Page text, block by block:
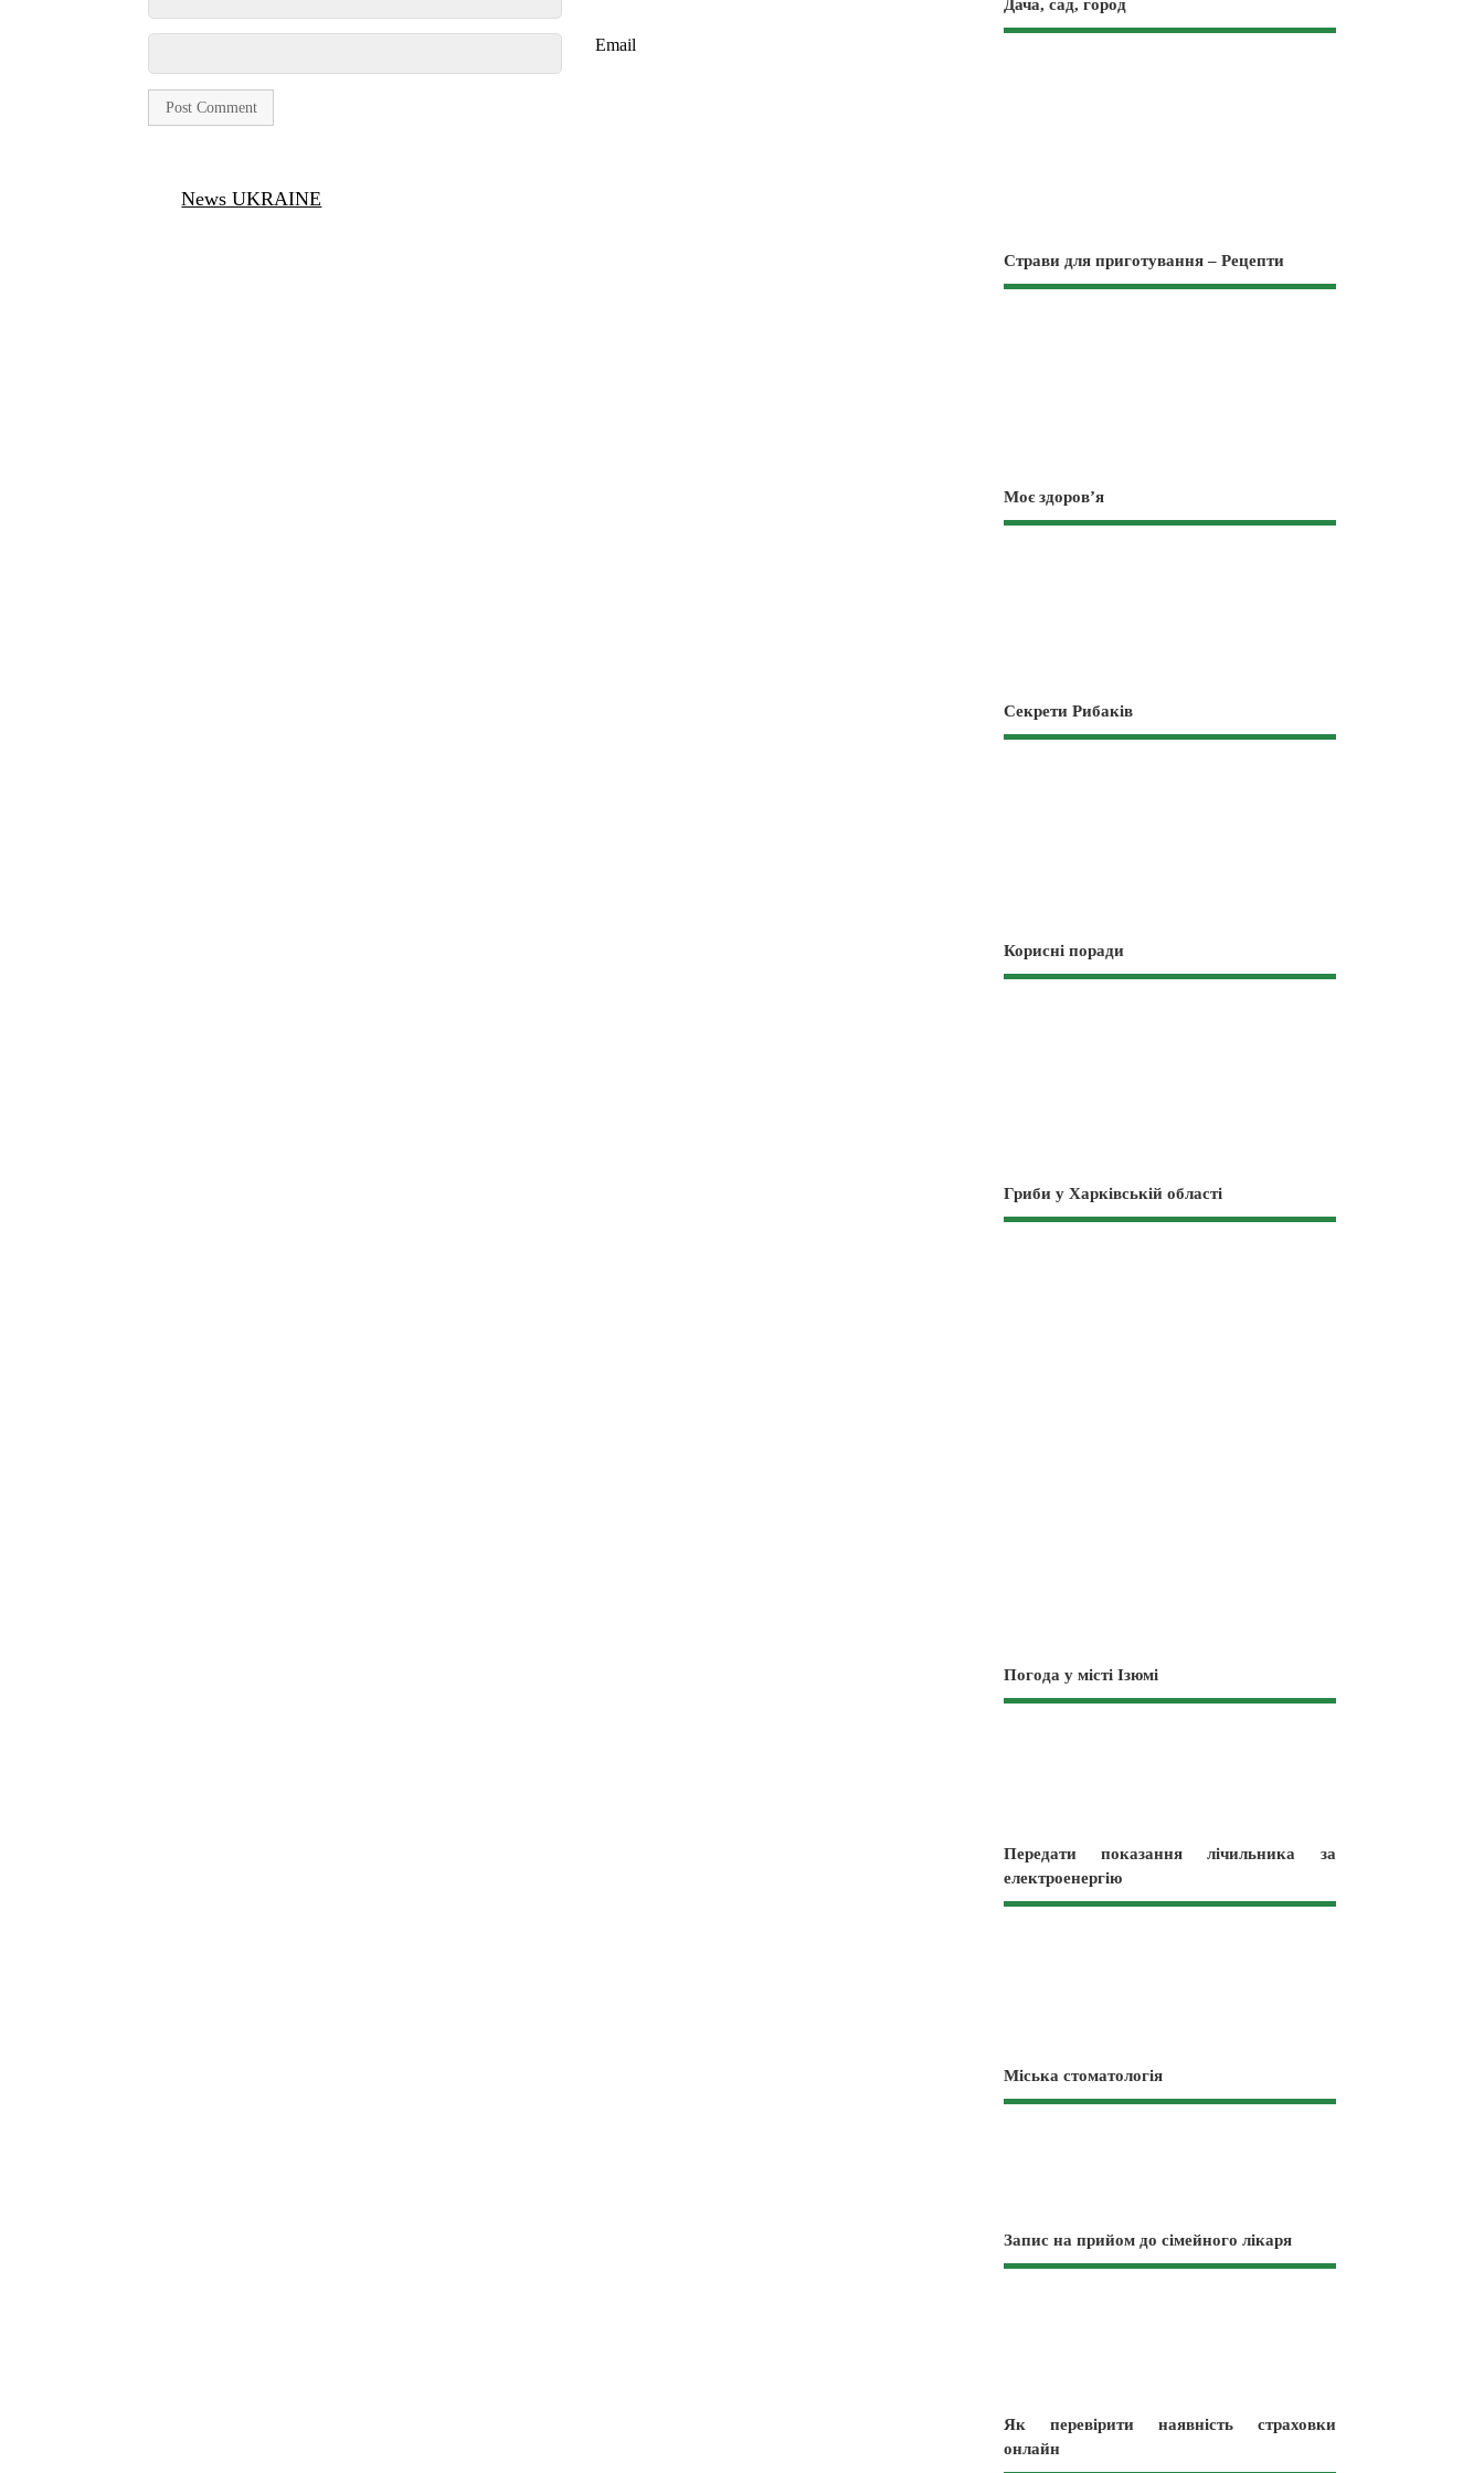
Email
News UKRAINE
Дача, сад, город
Страви для приготування – Рецепти
Моє здоров’я
Секрети Рибаків
Корисні поради
Гриби у Харківській області
Погода у місті Ізюмі
Передати показання лічильника за
електроенергію
Міська стоматологія
Запис на прийом до сімейного лікаря
Як перевірити наявність страховки
онлайн